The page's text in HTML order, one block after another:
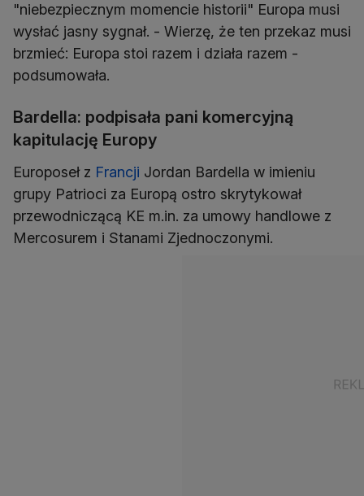
"niebezpiecznym momencie historii" Europa musi
wysłać jasny sygnał. - Wierzę, że ten przekaz musi
brzmieć: Europa stoi razem i działa razem -
podsumowała.
Bardella: podpisała pani komercyjną
kapitulację Europy
Europoseł z Francji Jordan Bardella w imieniu
grupy Patrioci za Europą ostro skrytykował
przewodniczącą KE m.in. za umowy handlowe z
Mercosurem i Stanami Zjednoczonymi.